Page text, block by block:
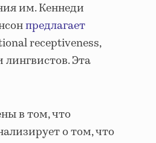
им. Кеннеди
предлагает
receptiveness,
Эта
в том, что
о том, что